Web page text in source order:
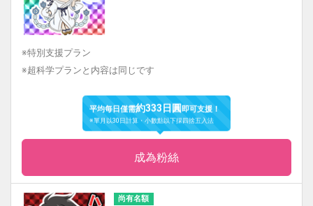
※特別支援プラン
※超科学プランと内容は同じです
平均每日僅需約333日圓即可支援！
※單月以30日計算・小數點以下採四捨五入法
成為粉絲
尚有名額